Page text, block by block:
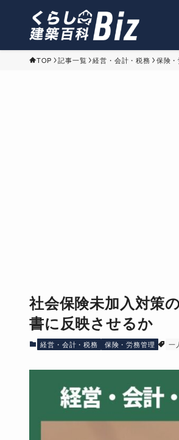
TOP 記事一覧 経営・会計・税務 保険
社会保険未加入対策
書に反映させるか
経営・会計・税務 保険・労務管理 一